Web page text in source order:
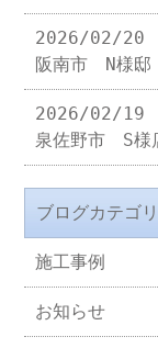
2026/02/20
阪南市 N様
2026/02/19
泉佐野市 S
ブログカテゴ
施工事例
お知らせ